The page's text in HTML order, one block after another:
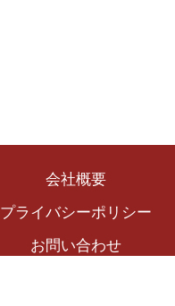
会社概要
プライバシーポリシー
お問い合わせ